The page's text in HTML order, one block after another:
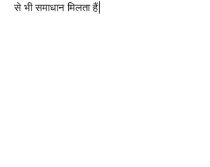
से भी समाधान मिलता हैं|